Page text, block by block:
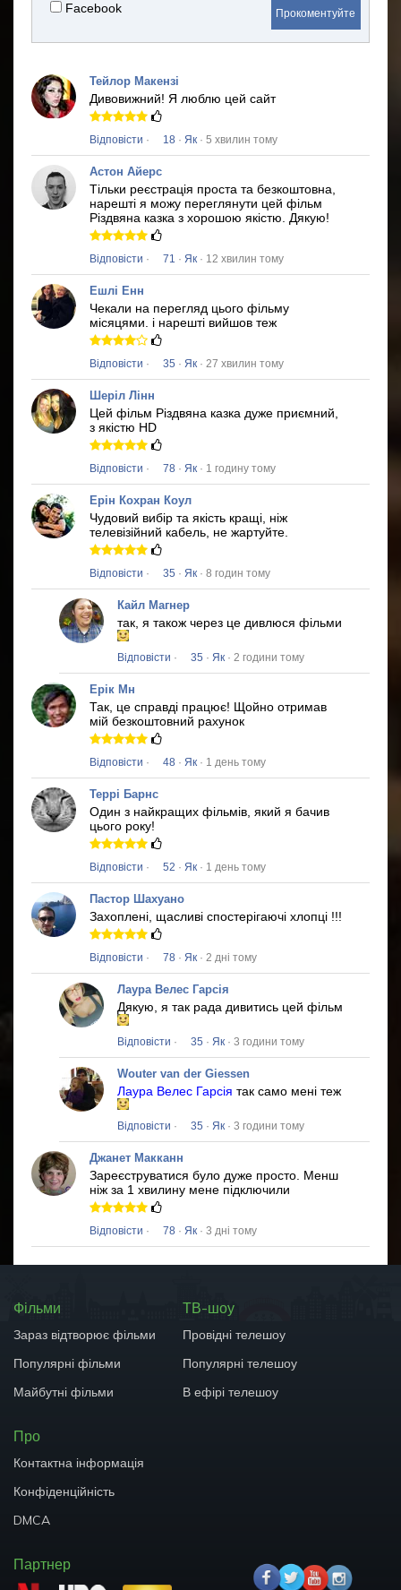
Facebook Прокоментуйте
Тейлор Макензі
Дивовижний! Я люблю цей сайт
Відповісти · 18 · Як · 5 хвилин тому
Астон Айерс
Тільки реєстрація проста та безкоштовна,
нарешті я можу переглянути цей фільм
Різдвяна казка з хорошою якістю. Дякую!
Відповісти · 71 · Як · 12 хвилин тому
Ешлі Енн
Чекали на перегляд цього фільму
місяцями. і нарешті вийшов теж
Відповісти · 35 · Як · 27 хвилин тому
Шеріл Лінн
Цей фільм Різдвяна казка дуже приємний,
з якістю HD
Відповісти · 78 · Як · 1 годину тому
Ерін Кохран Коул
Чудовий вибір та якість кращі, ніж
телевізійний кабель, не жартуйте.
Відповісти · 35 · Як · 8 годин тому
Кайл Магнер
так, я також через це дивлюся фільми
Відповісти · 35 · Як · 2 години тому
Ерік Мн
Так, це справді працює! Щойно отримав
мій безкоштовний рахунок
Відповісти · 48 · Як · 1 день тому
Террі Барнс
Один з найкращих фільмів, який я бачив
цього року!
Відповісти · 52 · Як · 1 день тому
Пастор Шахуано
Захоплені, щасливі спостерігаючі хлопці !!!
Відповісти · 78 · Як · 2 дні тому
Лаура Велес Гарсія
Дякую, я так рада дивитись цей фільм
Відповісти · 35 · Як · 3 години тому
Wouter van der Giessen
Лаура Велес Гарсія так само мені теж
Відповісти · 35 · Як · 3 години тому
Джанет Макканн
Зареєструватися було дуже просто. Менш
ніж за 1 хвилину мене підключили
Відповісти · 78 · Як · 3 дні тому
Фільми
Зараз відтворює фільми
Популярні фільми
Майбутні фільми
ТВ-шоу
Провідні телешоу
Популярні телешоу
В ефірі телешоу
Про
Контактна інформація
Конфіденційність
DMCA
Партнер